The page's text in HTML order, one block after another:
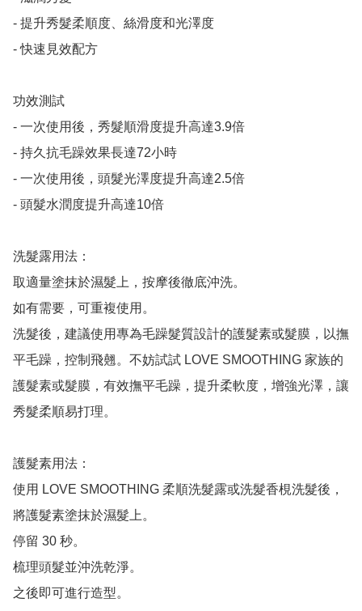
- 提升秀髮柔順度、絲滑度和光澤度
- 快速見效配方
功效測試
- 一次使用後，秀髮順滑度提升高達3.9倍
- 持久抗毛躁效果長達72小時
- 一次使用後，頭髮光澤度提升高達2.5倍
- 頭髮水潤度提升高達10倍
洗髮露用法：
取適量塗抹於濕髮上，按摩後徹底沖洗。
如有需要，可重複使用。
洗髮後，建議使用專為毛躁髮質設計的護髮素或髮膜，以撫
平毛躁，控制飛翹。不妨試試 LOVE SMOOTHING 家族的
護髮素或髮膜，有效撫平毛躁，提升柔軟度，增強光澤，讓
秀髮柔順易打理。
護髮素用法：
使用 LOVE SMOOTHING 柔順洗髮露或洗髮香梘洗髮後，
將護髮素塗抹於濕髮上。
停留 30 秒。
梳理頭髮並沖洗乾淨。